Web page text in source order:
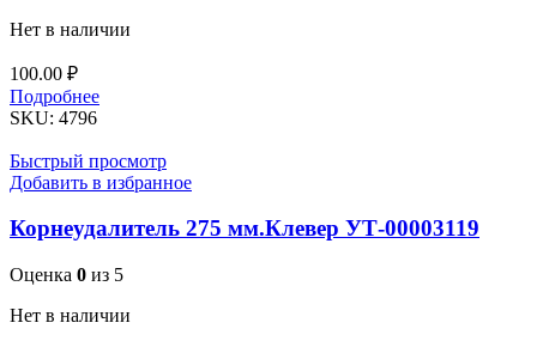
Нет в наличии
100.00 ₽
Подробнее
SKU: 4796
Быстрый просмотр
Добавить в избранное
Корнеудалитель 275 мм.Клевер УТ-00003119
Оценка 0 из 5
Нет в наличии